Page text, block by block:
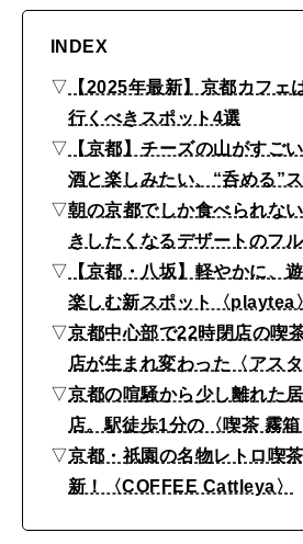
昧
INDEX
▽ 【2025年最新】京都カフェ
行くべきスポット4選
▽ 【京都】チーズの山がすご
酒と楽しみたい、“呑める”
▽朝の京都でしか食べられな
きしたくなるデザートのフ
▽ 【京都・八坂】軽やかに、
楽しむ新スポット〈playtea
▽京都中心部で22時閉店の喫
店が生まれ変わった〈アスタ
▽京都の喧騒から少し離れた
店。駅徒歩1分の〈喫茶 霧箱
▽京都・祇園の名物レトロ喫
新！〈COFFEE Cattleya〉